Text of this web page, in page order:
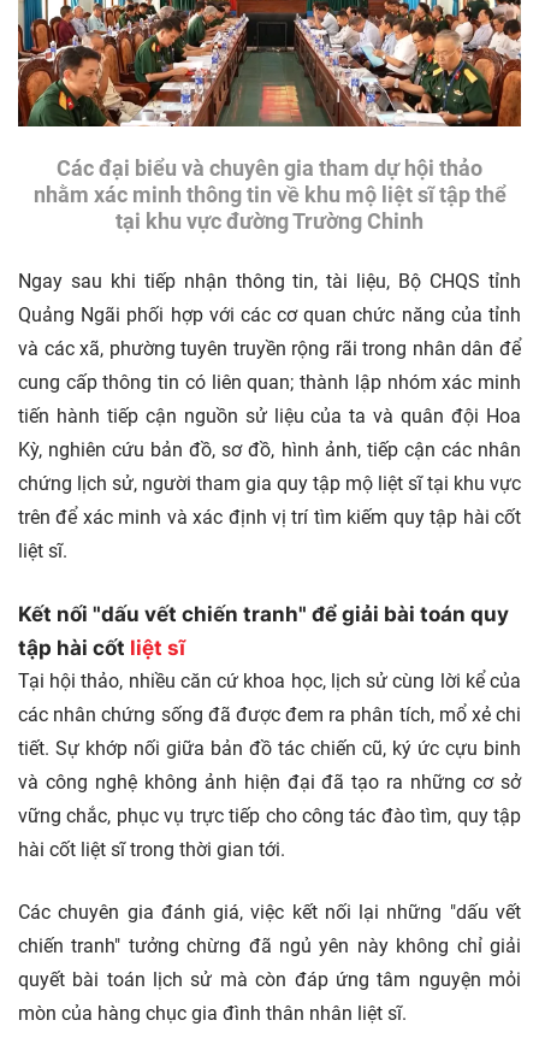
Các đại biểu và chuyên gia tham dự hội thảo
nhằm xác minh thông tin về khu mộ liệt sĩ tập thể
tại khu vực đường Trường Chinh
Ngay sau khi tiếp nhận thông tin, tài liệu, Bộ CHQS tỉnh
Quảng Ngãi phối hợp với các cơ quan chức năng của tỉnh
và các xã, phường tuyên truyền rộng rãi trong nhân dân để
cung cấp thông tin có liên quan; thành lập nhóm xác minh
tiến hành tiếp cận nguồn sử liệu của ta và quân đội Hoa
Kỳ, nghiên cứu bản đồ, sơ đồ, hình ảnh, tiếp cận các nhân
chứng lịch sử, người tham gia quy tập mộ liệt sĩ tại khu vực
trên để xác minh và xác định vị trí tìm kiếm quy tập hài cốt
liệt sĩ.
Kết nối "dấu vết chiến tranh" để giải bài toán quy
tập hài cốt liệt sĩ
Tại hội thảo, nhiều căn cứ khoa học, lịch sử cùng lời kể của
các nhân chứng sống đã được đem ra phân tích, mổ xẻ chi
tiết. Sự khớp nối giữa bản đồ tác chiến cũ, ký ức cựu binh
và công nghệ không ảnh hiện đại đã tạo ra những cơ sở
vững chắc, phục vụ trực tiếp cho công tác đào tìm, quy tập
hài cốt liệt sĩ trong thời gian tới.
Các chuyên gia đánh giá, việc kết nối lại những "dấu vết
chiến tranh" tưởng chừng đã ngủ yên này không chỉ giải
quyết bài toán lịch sử mà còn đáp ứng tâm nguyện mỏi
mòn của hàng chục gia đình thân nhân liệt sĩ.